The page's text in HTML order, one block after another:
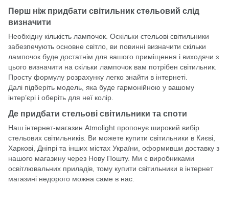
Перш ніж придбати світильник стельовий слід
визначити
Необхідну кількість лампочок. Оскільки стельові світильники
забезпечують основне світло, ви повинні визначити скільки
лампочок буде достатнім для вашого приміщення і виходячи з
цього визначити на скільки лампочок вам потрібен світильник.
Просту формулу розрахунку легко знайти в інтернеті.
Далі підберіть модель, яка буде гармонійною у вашому
інтер’єрі і оберіть для неї колір.
Де придбати стельові світильники та споти
Наш інтернет-магазин Atmolight пропонує широкий вибір
стельових світильників. Ви можете купити світильники в Києві,
Харкові, Дніпрі та інших містах України, оформивши доставку з
нашого магазину через Нову Пошту. Ми є виробниками
освітлювальних приладів, тому купити світильники в інтернет
магазині недорого можна саме в нас.